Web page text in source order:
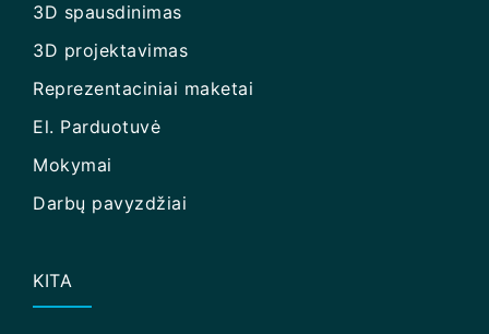
3D spausdinimas
3D projektavimas
Reprezentaciniai maketai
El. Parduotuvė
Mokymai
Darbų pavyzdžiai
KITA